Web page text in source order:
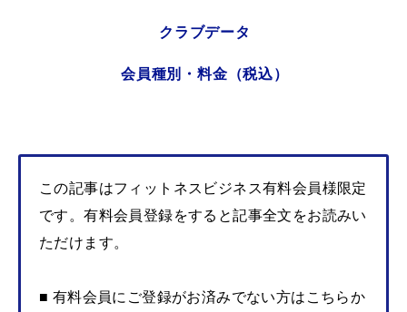
クラブデータ
会員種別・料金（税込）
この記事はフィットネスビジネス有料会員様限定
です。有料会員登録をすると記事全文をお読みい
ただけます。
■ 有料会員にご登録がお済みでない方はこちらか